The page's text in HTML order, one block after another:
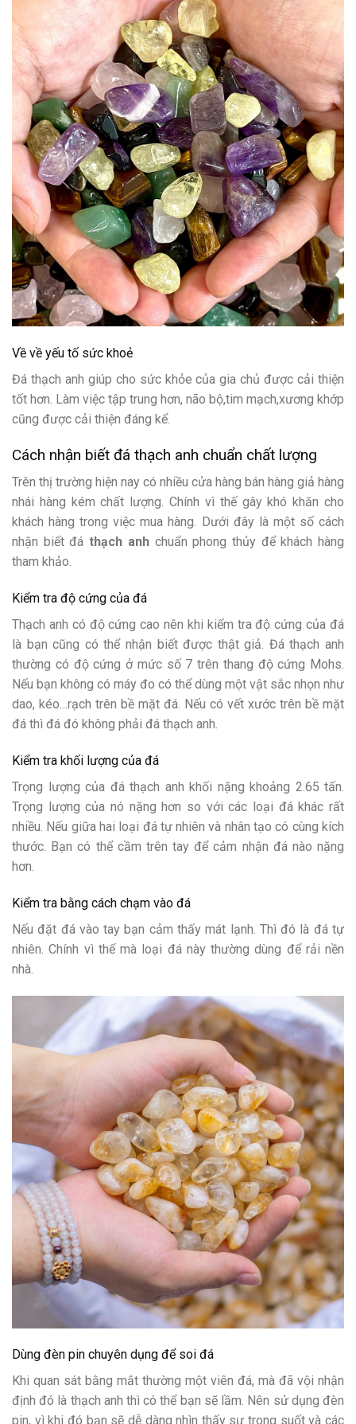
Về về yếu tố sức khoẻ
Đá thạch anh giúp cho sức khỏe của gia chủ được cải thiện
tốt hơn. Làm việc tập trung hơn, não bộ,tim mạch,xương khớp
cũng được cải thiện đáng kể.
Cách nhận biết đá thạch anh chuẩn chất lượng
Trên thị trường hiện nay có nhiều cửa hàng bán hàng giả hàng
nhái hàng kém chất lượng. Chính vì thế gây khó khăn cho
khách hàng trong việc mua hàng. Dưới đây là một số cách
nhận biết đáthạch anh chuẩn phong thủy để khách hàng
tham khảo.
Kiểm tra độ cứng của đá
Thạch anh có độ cứng cao nên khi kiểm tra độ cứng của đá
là bạn cũng có thể nhận biết được thật giả. Đá thạch anh
thường có độ cứng ở mức số 7 trên thang độ cứng Mohs.
Nếu bạn không có máy đo có thể dùng một vật sắc nhọn như
dao, kéo…rạch trên bề mặt đá. Nếu có vết xước trên bề mặt
đá thì đá đó không phải đá thạch anh.
Kiểm tra khối lượng của đá
Trọng lượng của đá thạch anh khối nặng khoảng 2.65 tấn.
Trọng lượng của nó nặng hơn so với các loại đá khác rất
nhiều. Nếu giữa hai loại đá tự nhiên và nhân tạo có cùng kích
thước. Bạn có thể cầm trên tay để cảm nhận đá nào nặng
hơn.
Kiểm tra bằng cách chạm vào đá
Nếu đặt đá vào tay bạn cảm thấy mát lạnh. Thì đó là đá tự
nhiên. Chính vì thế mà loại đá này thường dùng để rải nền
nhà.
Dùng đèn pin chuyên dụng để soi đá
Khi quan sát bằng mắt thường một viên đá, mà đã vội nhận
định đó là thạch anh thì có thể bạn sẽ lầm. Nên sử dụng đèn
pin, vì khi đó bạn sẽ dễ dàng nhìn thấy sự trong suốt và các